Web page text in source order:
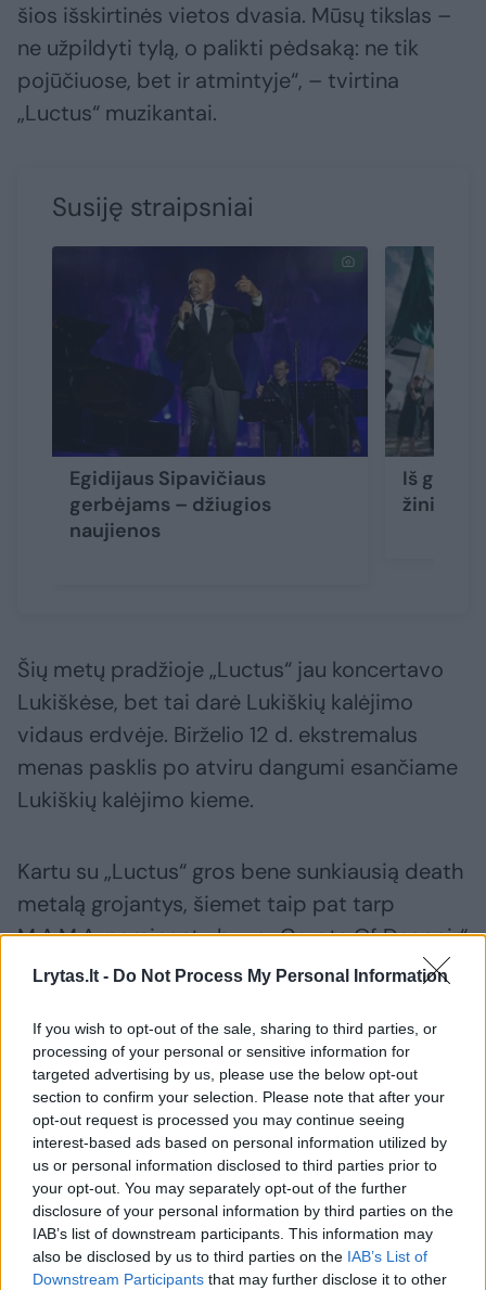
Lrytas.lt - Do Not Process My Personal Information
If you wish to opt-out of the sale, sharing to third parties, or
processing of your personal or sensitive information for
targeted advertising by us, please use the below opt-out
section to confirm your selection. Please note that after your
opt-out request is processed you may continue seeing
interest-based ads based on personal information utilized by
us or personal information disclosed to third parties prior to
your opt-out. You may separately opt-out of the further
disclosure of your personal information by third parties on the
IAB’s list of downstream participants. This information may
also be disclosed by us to third parties on the IAB’s List of
Downstream Participants that may further disclose it to other
šios išskirtinės vietos dvasia. Mūsų tikslas –
ne užpildyti tylą, o palikti pėdsaką: ne tik
pojūčiuose, bet ir atmintyje“, – tvirtina
„Luctus“ muzikantai.
Susiję straipsniai
Egidijaus Sipavičiaus
gerbėjams – džiugios
naujienos
Iš
žinia
Šių metų pradžioje „Luctus“ jau koncertavo
Lukiškėse, bet tai darė Lukiškių kalėjimo
vidaus erdvėje. Birželio 12 d. ekstremalus
menas pasklis po atviru dangumi esančiame
Lukiškių kalėjimo kieme.
Kartu su „Luctus“ gros bene sunkiausią death
metalą grojantys, šiemet taip pat tarp
M.A.M.A. nominantų buvę „Crypts Of Despair“
bei pankroko ir metalo estetiką jungiantys
Luctus grupė Koncertas
Komentuoti po šiuo straipsniu
Komentuoti gali tik Lrytas registruoti vartotojai.
Prisijunkite prie registruotų vartotojų